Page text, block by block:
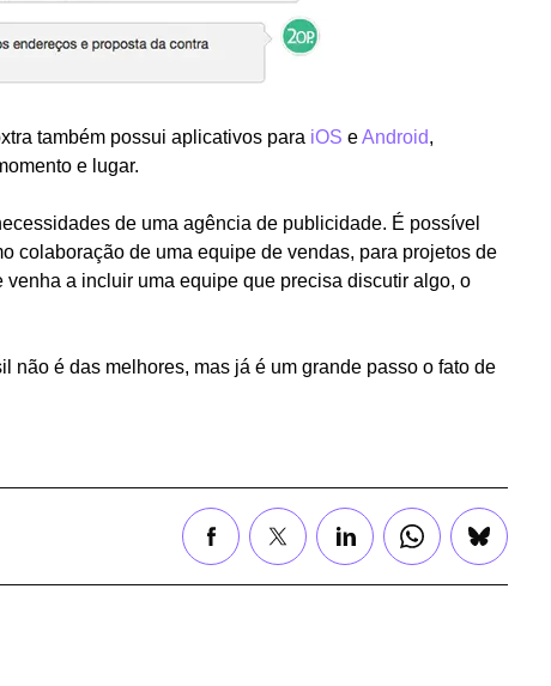
também possui aplicativos para iOS eAndroid,
e lugar.
de uma agência de publicidade. É possível
colaboração de uma equipe de vendas, para projetos de
a incluir uma equipe que precisa discutir algo, o
não é das melhores, mas já é um grande passo o fato de